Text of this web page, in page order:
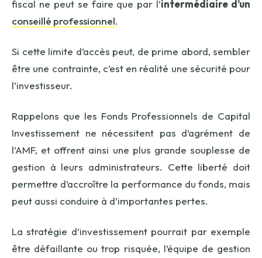
fiscal ne peut se faire que par l’intermédiaire d’un
conseillé professionnel.
Si cette limite d’accès peut, de prime abord, sembler
être une contrainte, c’est en réalité une sécurité pour
l’investisseur.
Rappelons que les Fonds Professionnels de Capital
Investissement ne nécessitent pas d’agrément de
l’AMF, et offrent ainsi une plus grande souplesse de
gestion à leurs administrateurs. Cette liberté doit
permettre d’accroître la performance du fonds, mais
peut aussi conduire à d’importantes pertes.
La stratégie d’investissement pourrait par exemple
être défaillante ou trop risquée, l’équipe de gestion